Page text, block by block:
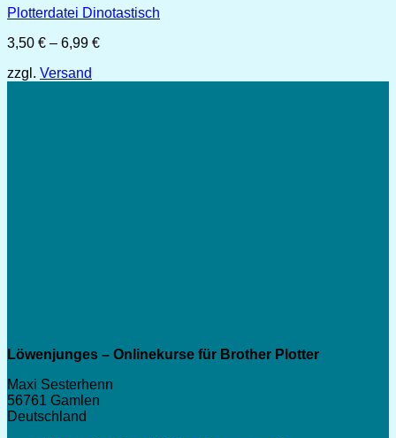
Plotterdatei Dinotastisch
3,50 € – 6,99 €Preisspanne:
zzgl. Versand
Löwenjunges – Onlinekurse für Brother Plotter
Maxi Sesterhenn
56761 Gamlen
Deutschland